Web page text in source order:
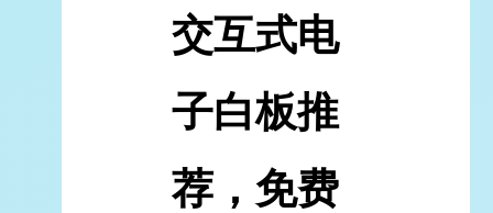
交互式电
子白板推
荐，免费